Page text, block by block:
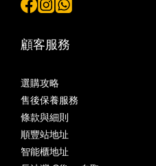
顧客服務
選購攻略
售後保養服務
條款與細則
順豐站地址
智能櫃地址